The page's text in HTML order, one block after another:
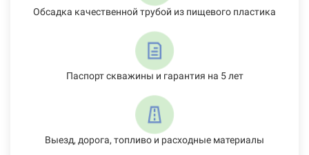
Обсадка качественной трубой из пищевого пластика
Паспорт скважины и гарантия на 5 лет
Выезд, дорога, топливо и расходные материалы